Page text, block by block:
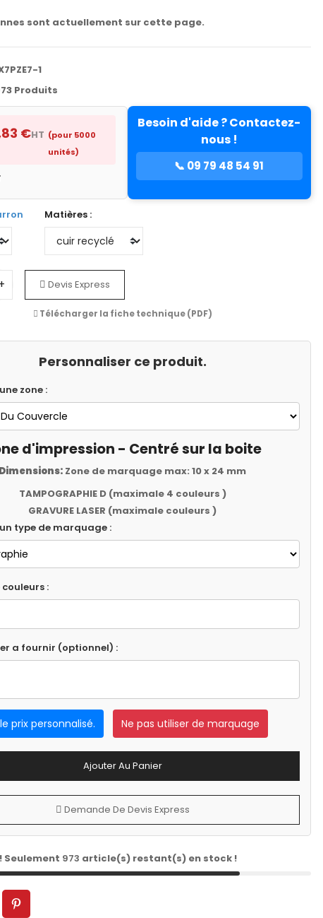
sont actuellement sur cette page.
1
Produits
€HT (pour 5000
unités)
Besoin d'aide ? Contactez-
nous !
📞 09 79 48 54 91
Matières :
Devis Express
Télécharger la fiche technique (PDF)
Personnaliser ce produit.
zone :
d'impression - Centré sur la boite
Dimensions: Zone de marquage max: 10 x 24 mm
TAMPOGRAPHIE D (maximale 4 couleurs )
GRAVURE LASER (maximale couleurs )
type de marquage :
:
a fournir (optionnel) :
prix personnalisé. Ne pas utiliser de marquage
Ajouter Au Panier
Demande De Devis Express
Seulement 973 article(s) restant(s) en stock !